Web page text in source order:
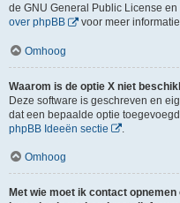
de GNU General Public License
over phpBB
voor meer
Omhoog
Waarom is de optie X niet
Deze software is geschreven en
dat een bepaalde optie
phpBB Ideeën sectie
Omhoog
Met wie moet ik contact